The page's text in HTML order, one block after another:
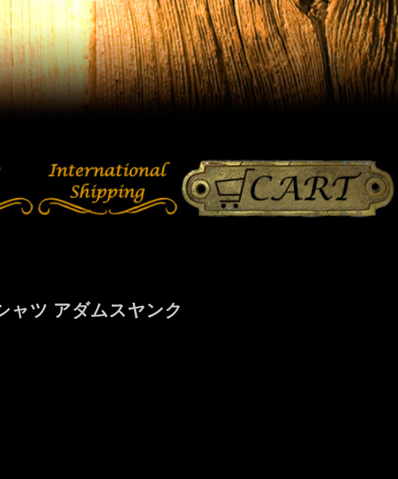
ャツ アダムスヤンク